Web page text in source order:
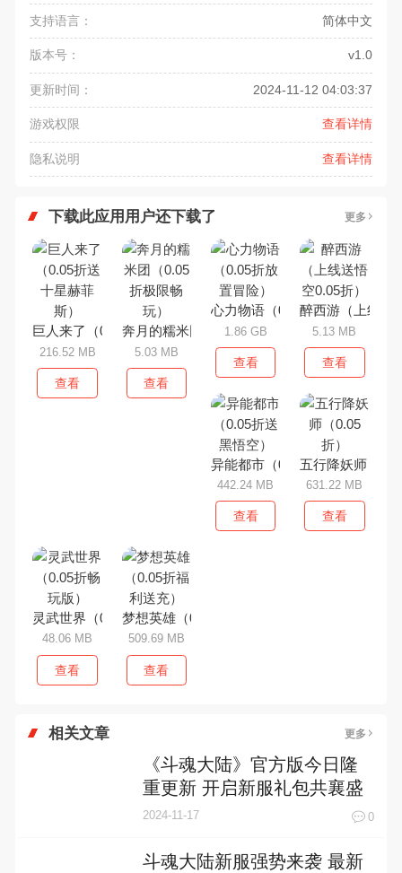
支持语言： 简体中文
版本号： v1.0
更新时间： 2024-11-12 04:03:37
游戏权限 查看详情
隐私说明 查看详情
下载此应用用户还下载了 更多
巨人来了（0.05折送十星赫菲斯）
216.52 MB
查看
奔月的糯米团（0.05折极限畅玩）
5.03 MB
查看
心力物语（0.05折放置冒险）
1.86 GB
查看
醉西游（上线送
5.13 MB
查看
异能都市（0.05折送黑悟空）
442.24 MB
查看
五行降妖师（
631.22 MB
查看
灵武世界（0.05折畅玩版）
48.06 MB
查看
梦想英雄（0.05折福利送充）
509.69 MB
查看
相关文章 更多
《斗魂大陆》官方版今日隆
重更新 开启新服礼包共襄盛
举
2024-11-17 0
斗魂大陆新服强势来袭 最新